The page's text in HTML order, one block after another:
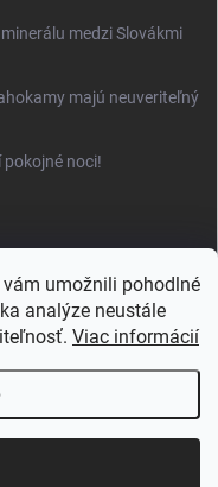
umožnili pohodlné
analýze neustále
Viac informácií
medzi Slovákmi
majú neuveriteľný
pokojné noci!